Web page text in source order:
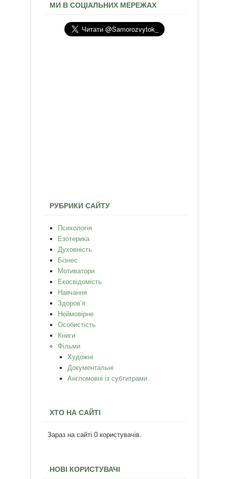
МИ В СОЦІАЛЬНИХ МЕРЕЖАХ
РУБРИКИ САЙТУ
Психологія
Езотерика
Духовність
Бізнес
Мотиватори
Екосвідомість
Навчання
Здоров’я
Неймовірне
Особистість
Книги
Фільми
Художні
Документальні
Англомовні із субтитрами
ХТО НА САЙТІ
Зараз на сайті 0 користувачів.
НОВІ КОРИСТУВАЧІ